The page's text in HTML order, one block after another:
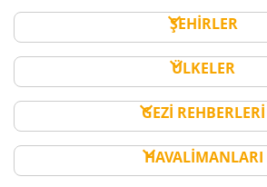
ŞEHİRLER
ÜLKELER
GEZİ REHBERLERİ
HAVALİMANLARI